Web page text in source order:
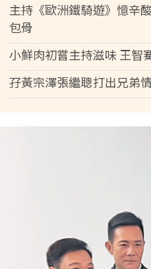
主持《歐洲鐵騎遊》憶辛
包骨
小鮮肉初嘗主持滋味 王智
孖黃宗澤張繼聰打出兄弟